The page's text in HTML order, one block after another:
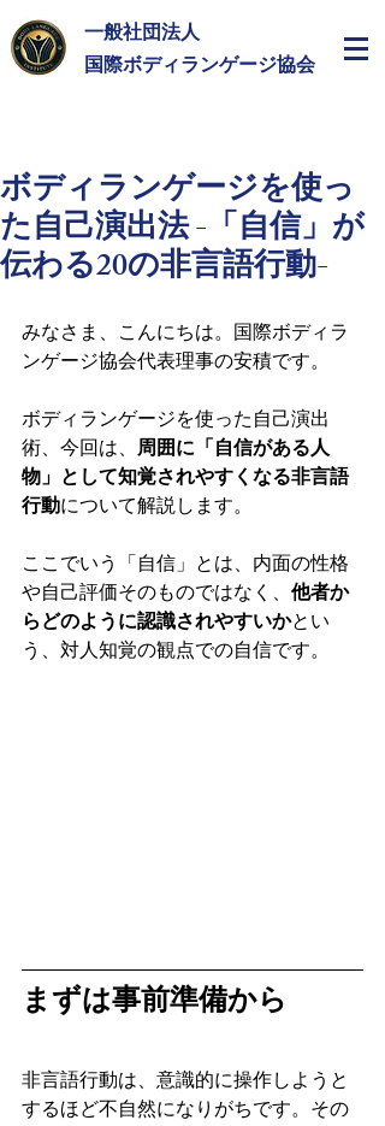
一般社団法人
​国際ボディランゲージ協会
ボディランゲージを使っ
た自己演出法 -「自信」が
伝わる20の非言語行動-
みなさま、こんにちは。国際ボディラ
ンゲージ協会代表理事の安積です。
ボディランゲージを使った自己演出
術、今回は、
周囲に「自信がある人
物」として知覚されやすくなる非言語
行動について解説します。
ここでいう「自信」とは、内面の性格
や自己評価そのものではなく、 他者か
らどのように認識されやすいかとい
う、対人知覚の観点での自信です。
まずは事前準備から
非言語行動は、意識的に操作しようと
するほど不自然になりがちです。その